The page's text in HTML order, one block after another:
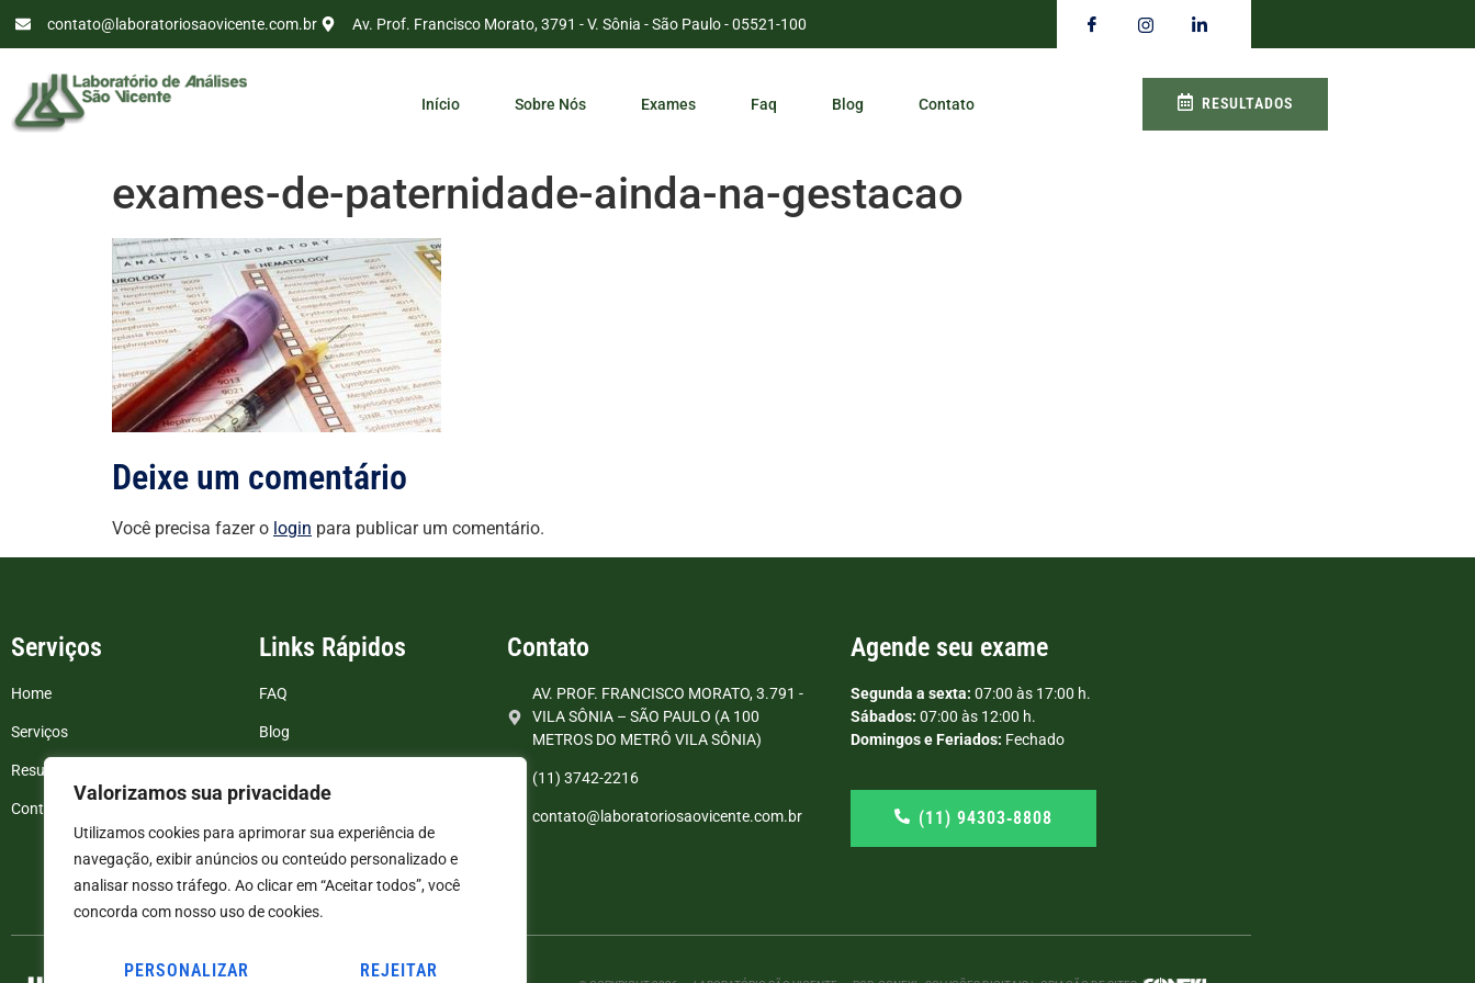
Valorizamos sua privacidade
Utilizamos cookies para aprimorar sua experiência de
navegação, exibir anúncios ou conteúdo personalizado e
analisar nosso tráfego. Ao clicar em “Aceitar todos”, você
concorda com nosso uso de cookies.
PERSONALIZAR REJEITAR
contato@laboratoriosaovicente.com.br Av. Prof. Francisco Morato, 3791 - V. Sônia - São Paulo - 05521-100
Início Sobre Nós Exames Faq Blog Contato RESULTADOS
exames-de-paternidade-ainda-na-gestacao
Deixe um comentário
Você precisa fazer o login para publicar um comentário.
Serviços
Home
Serviços
Resultados de exames
Contato
Links Rápidos
FAQ
Blog
Contato
AV. PROF. FRANCISCO MORATO, 3.791 -
VILA SÔNIA – SÃO PAULO (A 100
METROS DO METRÔ VILA SÔNIA)
(11) 3742-2216
contato@laboratoriosaovicente.com.br
Agende seu exame
Segunda a sexta: 07:00 às 17:00 h.
Sábados: 07:00 às 12:00 h.
Domingos e Feriados: Fechado
(11) 94303‑8808